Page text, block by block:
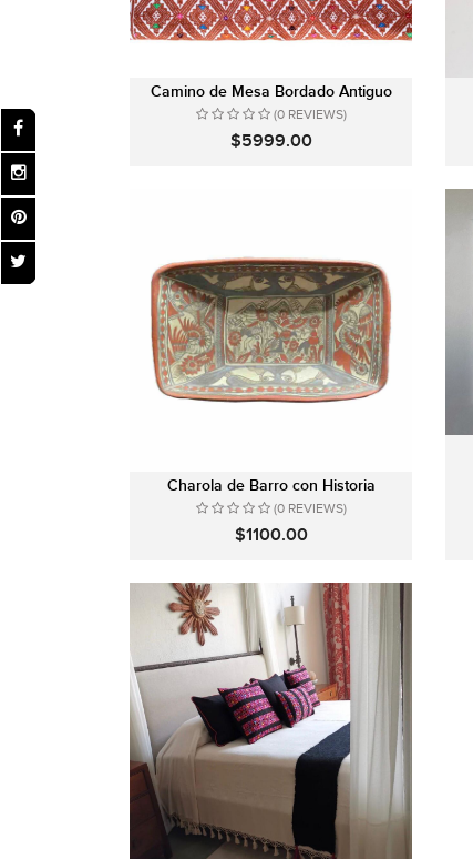
Camino de Mesa Bordado Antiguo
(0 REVIEWS)
$5999.00
Charola de Barro con Historia
(0 REVIEWS)
$1100.00